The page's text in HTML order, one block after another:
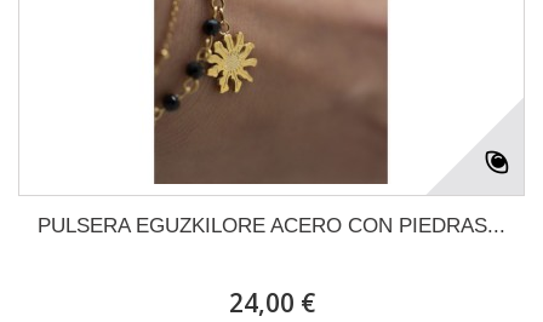
PULSERA EGUZKILORE ACERO CON PIEDRAS...
24,00 €